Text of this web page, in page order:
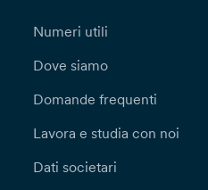
Numeri utili
Dove siamo
Domande frequenti
Lavora e studia con noi
Dati societari